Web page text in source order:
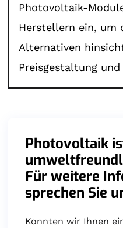
Photovoltaik-
Herstellern ein, um
Alternativen
Preisgestaltung
Photovoltaik
Für weitere
sprechen Sie
Konnten wir Ihnen